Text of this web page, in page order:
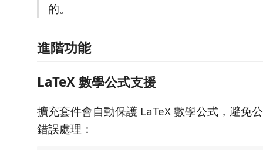
的。
進階功能
LaTeX 數學公式支援
擴充套件會自動保護 LaTeX 數學公式，避免
錯誤處理：